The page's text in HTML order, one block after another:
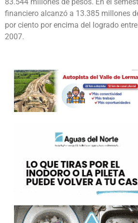
financiero alcanzó a 13.385 millones
por ciento por encima del logrado
2007.